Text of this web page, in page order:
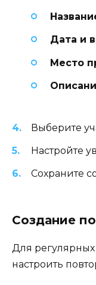
Дата и
Место
Выберите
Настройте
Сохраните
Создание
Для
настроить